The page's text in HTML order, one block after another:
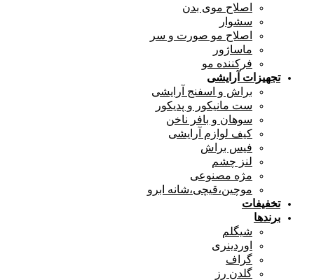
اصلاح موی بدن
سشوار
اصلاح مو صورت و سر
ماساژور
فرکننده مو
تجهیزات آرایشی
براش و اسفنج آرایشی
ست مانیکور و پدیکور
سوهان و بافر ناخن
کیف لوازم آرایشی
فیس براش
لنز چشم
مژه مصنوعی
موچین،قیچی،شانه ابرو
تخفیفات
برندها
شیگلم
اوردینری
گراف
گلدن رز